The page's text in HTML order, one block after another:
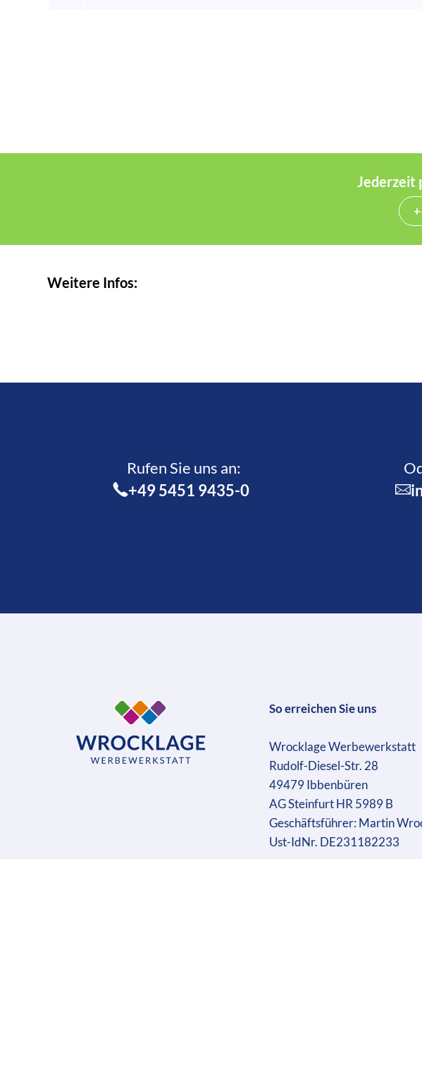
Jederzeit
Weitere Infos:
Rufen Sie uns an:­
+49 5451 9435-0
So erreichen Sie uns
Wrocklage Werbewerkstatt
Rudolf-Diesel-Str. 28
49479 Ibbenbüren
AG Steinfurt HR 5989 B
Geschäftsführer: Martin
Ust-IdNr. DE231182233